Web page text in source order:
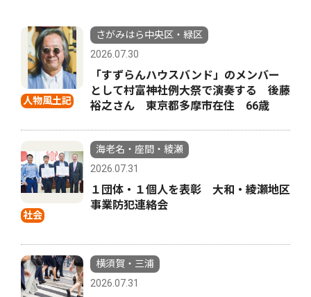
人物風土記
さがみはら中央区・緑区
2026.07.30
「すずらんハウスバンド」のメンバー
として村富神社例大祭で演奏する 後藤
裕之さん 東京都多摩市在住 66歳
社会
海老名・座間・綾瀬
2026.07.31
１団体・１個人を表彰 大和・綾瀬地区
事業防犯連絡会
横須賀・三浦
2026.07.31